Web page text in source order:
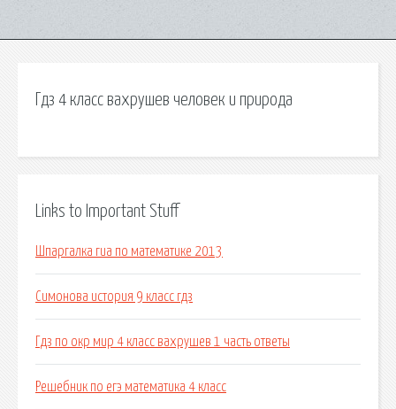
Гдз 4 класс вахрушев человек и природа
Links to Important Stuff
Шпаргалка гиа по математике 2013
Симонова история 9 класс гдз
Гдз по окр мир 4 класс вахрушев 1 часть ответы
Решебник по егэ математика 4 класс